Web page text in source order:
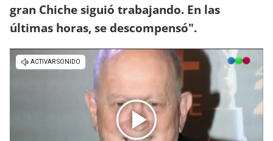
gran Chiche siguió trabajando. En las
últimas horas, se descompensó".